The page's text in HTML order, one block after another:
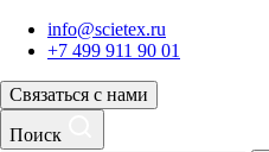
info@scietex.ru
+7 499 911 90 01
Связаться с нами
Поиск